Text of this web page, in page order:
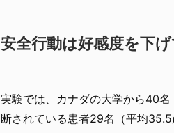
安全行動は好感度を下
実験では、カナダの大学から40
断されている患者29名（平均35.5